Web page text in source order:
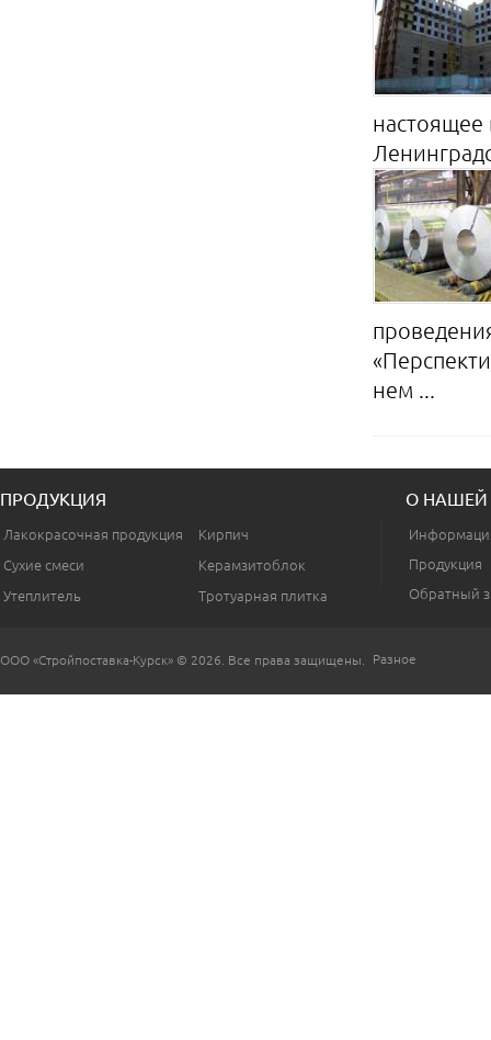
нем ...
ПРОДУКЦИЯ
Лакокрасочная продукция
Сухие смеси
Утеплитель
Кирпич
Керамзитоблок
Тротуарная плитка
О
Продукция
Обратный
ООО «Стройпоставка-Курск» © 2026. Все права защищены. Разное